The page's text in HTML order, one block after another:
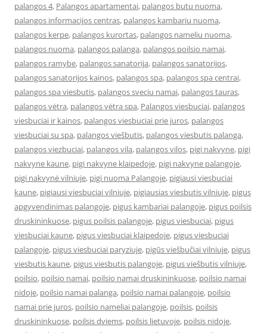
palangos 4, Palangos apartamentai, palangos butu nuoma,
palangos informacijos centras, palangos kambariu nuoma,
palangos kerpe, palangos kurortas, palangos nameliu nuoma,
palangos nuoma, palangos palanga, palangos poilsio namai,
palangos ramybe, palangos sanatorija, palangos sanatorijos,
palangos sanatorijos kainos, palangos spa, palangos spa centrai,
palangos spa viesbutis, palangos sveciu namai, palangos tauras,
palangos vėtra, palangos vėtra spa, Palangos viesbuciai, palangos
viesbuciai ir kainos, palangos viesbuciai prie juros, palangos
viesbuciai su spa, palangos viešbutis, palangos viesbutis palanga,
palangos viezbuciai, palangos vila, palangos vilos, pigi nakvyne, pigi
nakvyne kaune, pigi nakvyne klaipedoje, pigi nakvyne palangoje,
pigi nakvynė vilniuje, pigi nuoma Palangoje, pigiausi viesbuciai
kaune, pigiausi viesbuciai vilniuje, pigiausias viesbutis vilniuje, pigus
apgyvendinimas palangoje, pigus kambariai palangoje, pigus poilsis
druskininkuose, pigus poilsis palangoje, pigus viesbuciai, pigus
viesbuciai kaune, pigus viesbuciai klaipedoje, pigus viesbuciai
palangoje, pigus viesbuciai paryziuje, pigūs viešbučiai vilniuje, pigus
viesbutis kaune, pigus viesbutis palangoje, pigus viešbutis vilniuje,
poilsio, poilsio namai, poilsio namai druskininkuose, poilsio namai
nidoje, poilsio namai palanga, poilsio namai palangoje, poilsio
namai prie juros, poilsio nameliai palangoje, poilsis, poilsis
druskininkuose, poilsis dviems, poilsis lietuvoje, poilsis nidoje,